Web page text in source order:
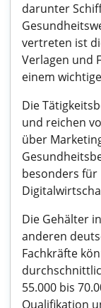
darunter
vertreten ist
Verlagen und
einem
Die
und reichen
über
besonders für
Die Gehälter
anderen
Fachkräfte
55.000 bis
Qualifikation